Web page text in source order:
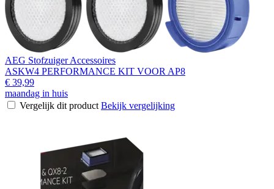
AEG Stofzuiger Accessoires
ASKW4 PERFORMANCE KIT VOOR AP8
€ 39,99
maandag in huis
Vergelijk dit product Bekijk vergelijking